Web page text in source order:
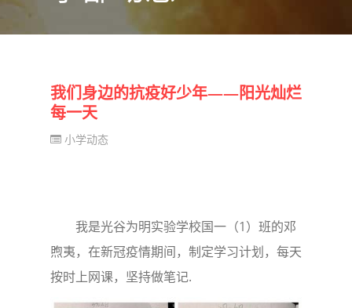
我们身边的抗疫好少年——阳光灿烂
每一天
小学动态
我是光谷为明实验学校国一（1）班的邓
煦夷，在新冠疫情期间，制定学习计划，每天
按时上网课，坚持做笔记.